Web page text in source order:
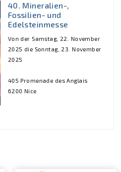
40. Mineralien-,
Fossilien- und
Edelsteinmesse
Von der Samstag, 22. November
2025 die Sonntag, 23. November
2025
405 Promenade des Anglais
6200 Nice